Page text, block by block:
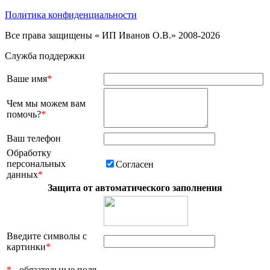
Политика конфиденциальности
Все права защищены « ИП Иванов О.В.» 2008-2026
Служба поддержки
Ваше имя*
Чем мы можем вам
помочь?*
Ваш телефон
Обработку
персональных
данных*
Согласен
Защита от автоматического заполнения
Введите символы с
картинки*